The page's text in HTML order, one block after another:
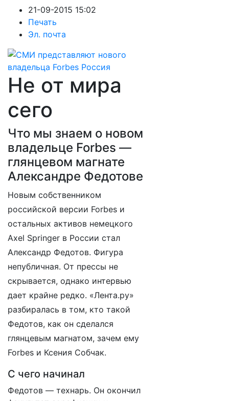
21-09-2015 15:02
Печать
Эл. почта
Не от мира
сего
Что мы знаем о новом
владельце Forbes —
глянцевом магнате
Александре Федотове
Новым собственником
российской версии Forbes и
остальных активов немецкого
Axel Springer в России стал
Александр Федотов. Фигура
непубличная. От прессы не
скрывается, однако интервью
дает крайне редко. «Лента.ру»
разбиралась в том, кто такой
Федотов, как он сделался
глянцевым магнатом, зачем ему
Forbes и Ксения Собчак.
С чего начинал
Федотов — технарь. Он окончил